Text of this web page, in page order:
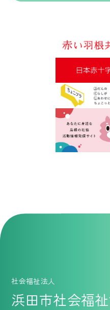
社会福祉法人
浜田市社会福